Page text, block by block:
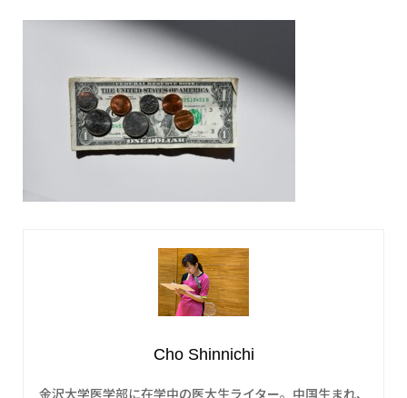
Cho Shinnichi
金沢大学医学部に在学中の医大生ライター。中国生まれ、